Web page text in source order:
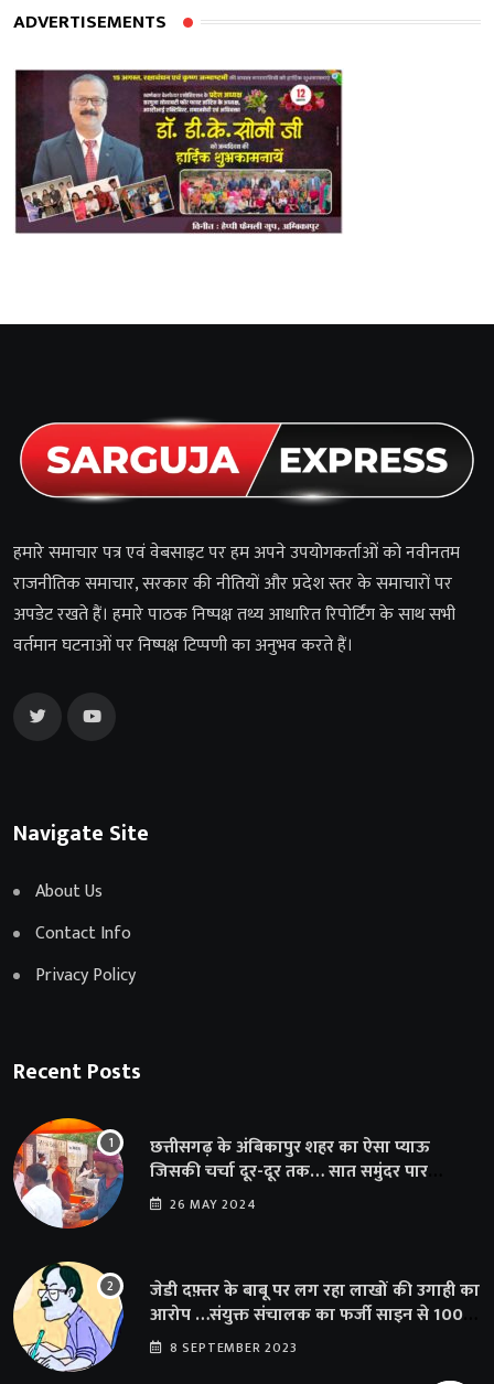
ADVERTISEMENTS
हमारे समाचार पत्र एवं वेबसाइट पर हम अपने उपयोगकर्ताओं को नवीनतम
राजनीतिक समाचार, सरकार की नीतियों और प्रदेश स्तर के समाचारों पर
अपडेट रखते हैं। हमारे पाठक निष्पक्ष तथ्य आधारित रिपोर्टिंग के साथ सभी
वर्तमान घटनाओं पर निष्पक्ष टिप्पणी का अनुभव करते हैं।
Navigate Site
About Us
Contact Info
Privacy Policy
Recent Posts
छत्तीसगढ़ के अंबिकापुर शहर का ऐसा प्याऊ
जिसकी चर्चा दूर-दूर तक… सात समुंदर पार
अमेरिका से भी पहुंचा सहयोग
26 MAY 2024
जेडी दफ़्तर के बाबू पर लग रहा लाखों की उगाही का
आरोप …संयुक्त संचालक का फर्जी साइन से 100
शिक्षकों क़ो थमाया संशोधन आदेश
8 SEPTEMBER 2023